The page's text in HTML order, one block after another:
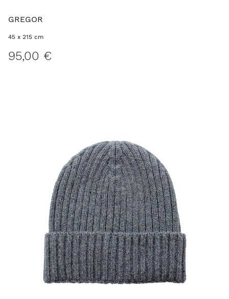
GREGOR
45 x 215 cm
95,00 €